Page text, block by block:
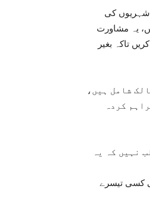
شہریوں کی
یہ مشاورت
تاکہ بغیر
شامل ہیں،
کردہ
نہیں کہ یہ
کسی تیسرے